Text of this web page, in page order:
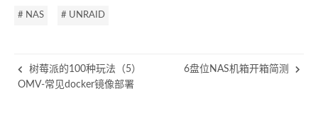
# NAS # UNRAID
树莓派的100种玩法（5）
OMV-常见docker镜像部署
6盘位NAS机箱开箱简测